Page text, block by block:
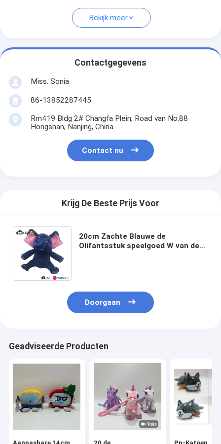
Bekijk meer
Contactgegevens
Miss. Sonia
86-13852287445
Rm419 Bldg 2# Changfa Plein, Road van No.88
Hongshan, Nanjing, China
Contact nu
Krijg De Beste Prijs Voor
20cm Zachte Blauwe de
Olifantsstuk speelgoed W van de
Doorgaan
Geadviseerde Producten